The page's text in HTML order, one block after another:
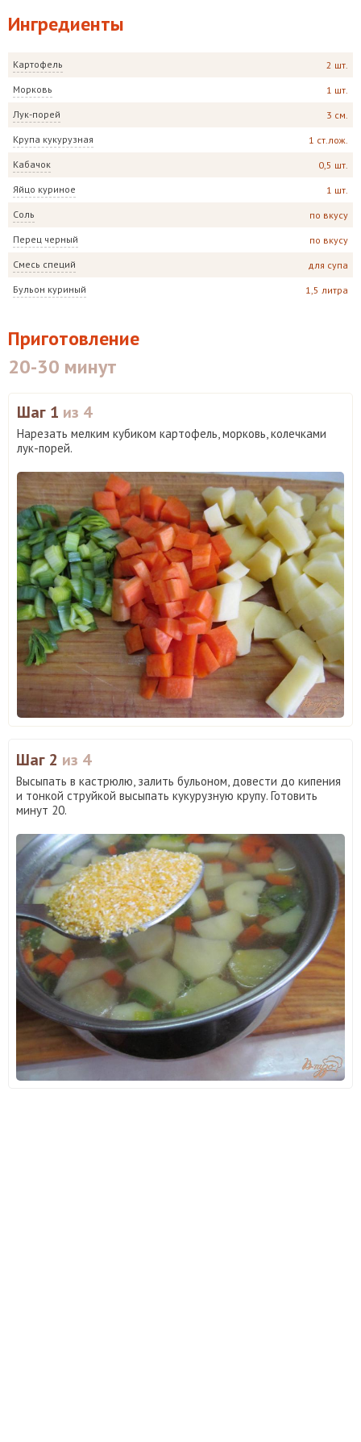
Ингредиенты
Картофель 2 шт.
Морковь 1 шт.
Лук-порей 3 см.
Крупа кукурузная 1 ст.лож.
Кабачок 0,5 шт.
Яйцо куриное 1 шт.
Соль по вкусу
Перец черный по вкусу
Смесь специй для супа
Бульон куриный 1,5 литра
Приготовление
20-30 минут
Шаг 1 из 4
Нарезать мелким кубиком картофель, морковь, колечками
лук-порей.
Шаг 2 из 4
Высыпать в кастрюлю, залить бульоном, довести до кипения
и тонкой струйкой высыпать кукурузную крупу. Готовить
минут 20.